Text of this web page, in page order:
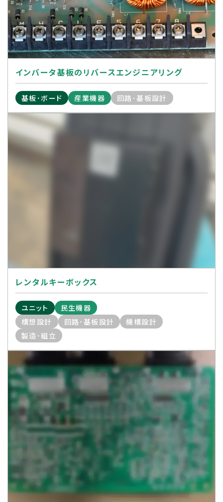
インバータ基板のリバースエンジニアリング
基板･ボード 産業機器 回路･基板設計
レンタルキーボックス
ユニット
民生機器
構想設計
回路･基板設計
機構設計
製造･組立